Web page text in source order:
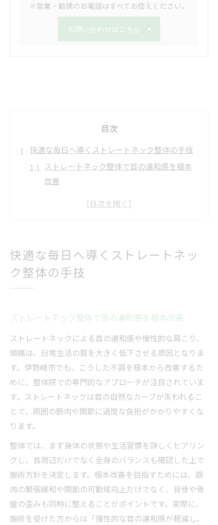
※営業・勧誘のお電話はすべてお控えください。
お問い合わせはこちら
目次
快適な毎日へ導くストレートネック整体の手技
ストレートネック整体で首の違和感を根本
改善
整体手技が快適な日常をサポートする理由
法
ストレートネック整体の選び方とポイント
ストレートネック整体手技の効果とは何か
最新の整体手技で首の歪みを正しく調整
整体で実現する持続的なストレートネック
改善策
ストレートネック整体の体験談から学ぶ改
善法
整体手技と鍼治療の違いとその特徴を解説
ストレートネック整体で首の不調を根本解
消
整体によるカウンセリングの重要ポイント
整体手技で日常の首こりや頭痛を改善へ導
く
快適な毎日へ導くストレートネッ
ク整体の手技
ストレートネック整体で首の違和感を根本改善
ストレートネックによる首の違和感や慢性的な肩こり、
頭痛は、日常生活の質を大きく低下させる原因となりま
す。伊勢崎市でも、こうした不調を根本から改善するた
めに、整体院での専門的なアプローチが注目されていま
す。ストレートネックは首の自然なカーブが失われるこ
とで、周囲の筋肉や関節に過度な負担がかかりやすくな
ります。
整体では、まず身体の状態や生活習慣を詳しくヒアリン
グし、首周辺だけでなく全身のバランスも確認した上で
施術方針を決定します。根本改善を目指すためには、筋
肉の緊張緩和や関節の可動域向上だけでなく、背骨や骨
盤の歪みも同時に整えることがポイントです。実際に、
施術を受けた方からは「慢性的な首の違和感が軽減し、